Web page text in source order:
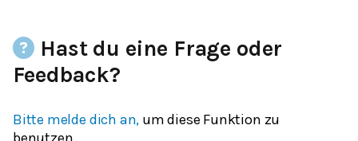
Hast du eine Frage oder
Feedback?
Bitte melde dich an, um diese Funktion zu